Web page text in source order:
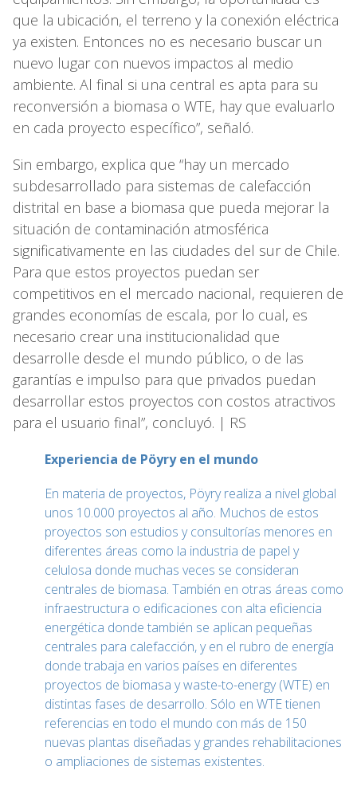
que la ubicación, el terreno y la conexión eléctrica
ya existen. Entonces no es necesario buscar un
nuevo lugar con nuevos impactos al medio
ambiente. Al final si una central es apta para su
reconversión a biomasa o WTE, hay que evaluarlo
en cada proyecto específico”, señaló.
Sin embargo, explica que “hay un mercado
subdesarrollado para sistemas de calefacción
distrital en base a biomasa que pueda mejorar la
situación de contaminación atmosférica
significativamente en las ciudades del sur de Chile.
Para que estos proyectos puedan ser
competitivos en el mercado nacional, requieren de
grandes economías de escala, por lo cual, es
necesario crear una institucionalidad que
desarrolle desde el mundo público, o de las
garantías e impulso para que privados puedan
desarrollar estos proyectos con costos atractivos
para el usuario final”, concluyó. | RS
Experiencia de Pöyry en el mundo
En materia de proyectos, Pöyry realiza a nivel global
unos 10.000 proyectos al año. Muchos de estos
proyectos son estudios y consultorías menores en
diferentes áreas como la industria de papel y
celulosa donde muchas veces se consideran
centrales de biomasa. También en otras áreas como
infraestructura o edificaciones con alta eficiencia
energética donde también se aplican pequeñas
centrales para calefacción, y en el rubro de energía
donde trabaja en varios países en diferentes
proyectos de biomasa y waste-to-energy (WTE) en
distintas fases de desarrollo. Sólo en WTE tienen
referencias en todo el mundo con más de 150
nuevas plantas diseñadas y grandes rehabilitaciones
o ampliaciones de sistemas existentes.